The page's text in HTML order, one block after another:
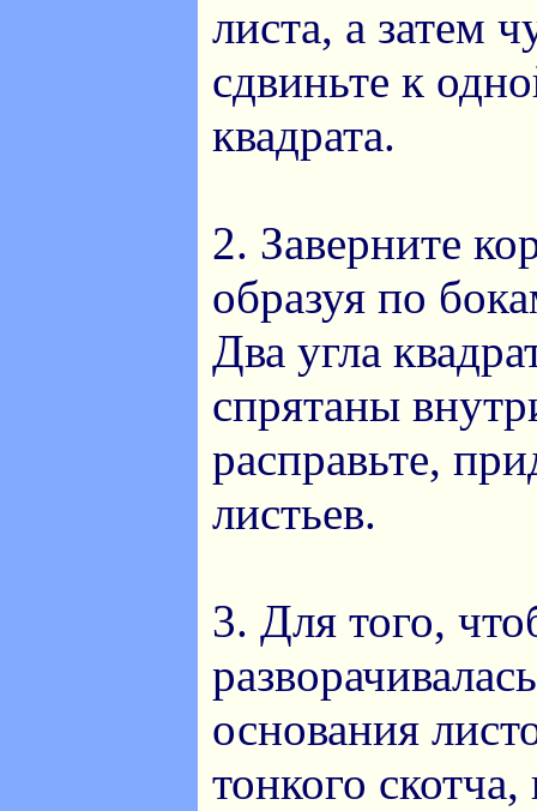
листа, а затем
сдвиньте к
квадрата.
2. Заверните
образуя по
Два угла
спрятаны
расправьте,
листьев.
3. Для того,
основания
тонкого